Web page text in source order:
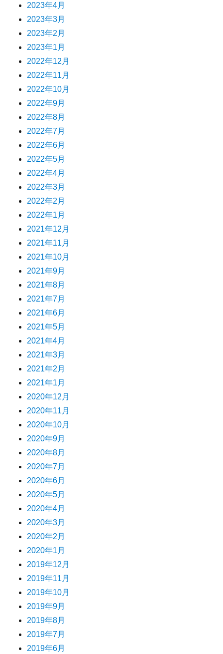
2023年4月
2023年3月
2023年2月
2023年1月
2022年12月
2022年11月
2022年10月
2022年9月
2022年8月
2022年7月
2022年6月
2022年5月
2022年4月
2022年3月
2022年2月
2022年1月
2021年12月
2021年11月
2021年10月
2021年9月
2021年8月
2021年7月
2021年6月
2021年5月
2021年4月
2021年3月
2021年2月
2021年1月
2020年12月
2020年11月
2020年10月
2020年9月
2020年8月
2020年7月
2020年6月
2020年5月
2020年4月
2020年3月
2020年2月
2020年1月
2019年12月
2019年11月
2019年10月
2019年9月
2019年8月
2019年7月
2019年6月